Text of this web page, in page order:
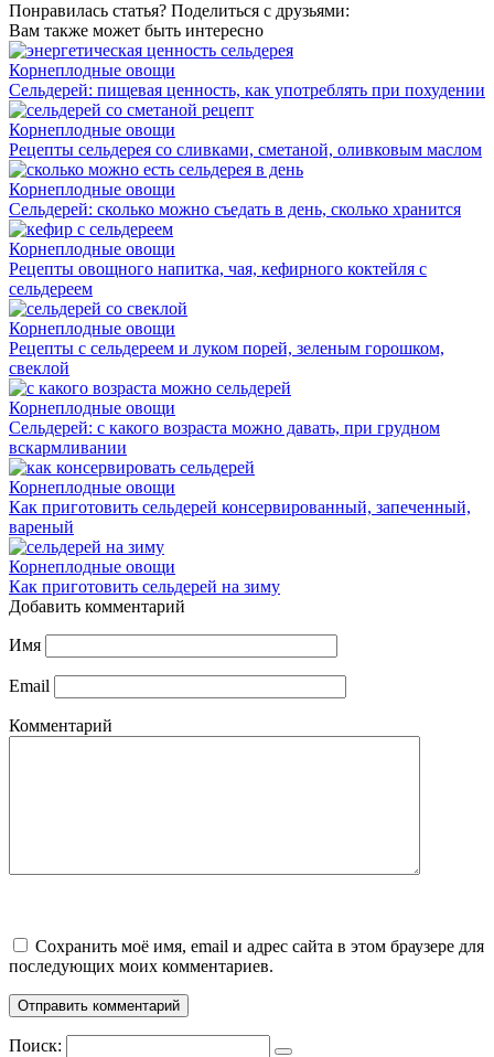
Понравилась статья? Поделиться с друзьями:
Вам также может быть интересно
Корнеплодные овощи
Сельдерей: пищевая ценность, как употреблять при похудении
Корнеплодные овощи
Рецепты сельдерея со сливками, сметаной, оливковым маслом
Корнеплодные овощи
Сельдерей: сколько можно съедать в день, сколько хранится
Корнеплодные овощи
Рецепты овощного напитка, чая, кефирного коктейля с
сельдереем
Корнеплодные овощи
Рецепты с сельдереем и луком порей, зеленым горошком,
свеклой
Корнеплодные овощи
Сельдерей: с какого возраста можно давать, при грудном
вскармливании
Корнеплодные овощи
Как приготовить сельдерей консервированный, запеченный,
вареный
Корнеплодные овощи
Как приготовить сельдерей на зиму
Добавить комментарий
Имя
Email
Комментарий
Сохранить моё имя, email и адрес сайта в этом браузере для
последующих моих комментариев.
Поиск: